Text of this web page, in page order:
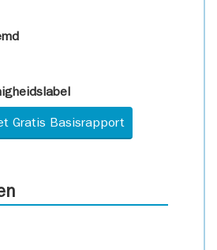
Gratis Basisrapport